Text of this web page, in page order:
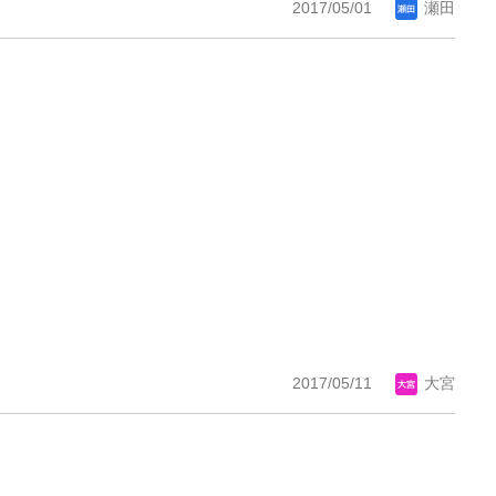
2017/05/01 瀬田
2017/05/11 大宮